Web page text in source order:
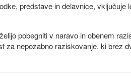
predstave in delavnice, vključuje
pobegniti v naravo in obenem
za nepozabno raziskovanje, ki brez